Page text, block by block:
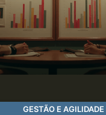
GESTÃO E AGILIDADE